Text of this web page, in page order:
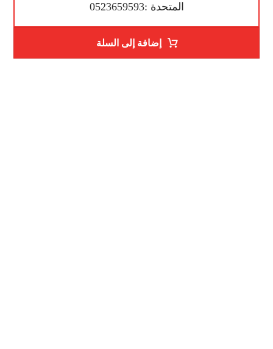
المتحدة :0523659593
إضافة إلى السلة